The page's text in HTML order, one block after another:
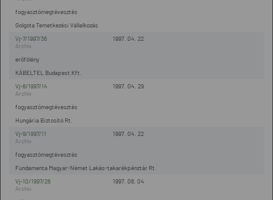
Golgota Temetkezési Vállalkozás
fogyasztómegtévesztés
1997. 04. 22
Vj-7/1997/36
KÁBELTEL Budapest Kft.
erőfölény
1997. 04. 29
Vj-8/1997/14
Hungária Biztosító Rt.
fogyasztómegtévesztés
1997. 04. 22
Vj-9/1997/11
Fundamenta Magyar-Német Lakás-takarékpénztár Rt.
fogyasztómegtévesztés
1997. 06. 04
Vj-10/1997/26